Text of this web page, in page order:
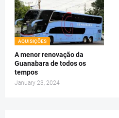
AQUISIÇÕES
A menor renovação da
Guanabara de todos os
tempos
January 23, 2024